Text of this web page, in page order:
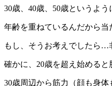
30歳、40歳、50歳というよ
年齢を重ねているんだから当
もし、そうお考えでしたら…
確かに、20歳を超え始めると
30歳周辺から筋力（顔も身体